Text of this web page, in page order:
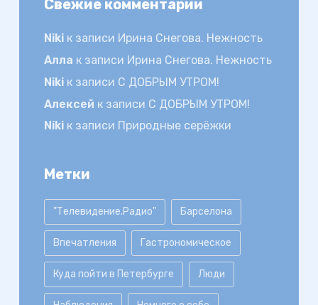
Свежие комментарии
Nikiк записи Ирина Снегова. Нежность
Алла к записи Ирина Снегова. Нежность
Nikiк записи С ДОБРЫМ УТРОМ!
Алексей к записи С ДОБРЫМ УТРОМ!
Nikiк записи Природные серёжки
Метки
"Телевидение.Радио" Барселона
Впечатления Гастрономическое
Куда пойти в Петербурге Люди